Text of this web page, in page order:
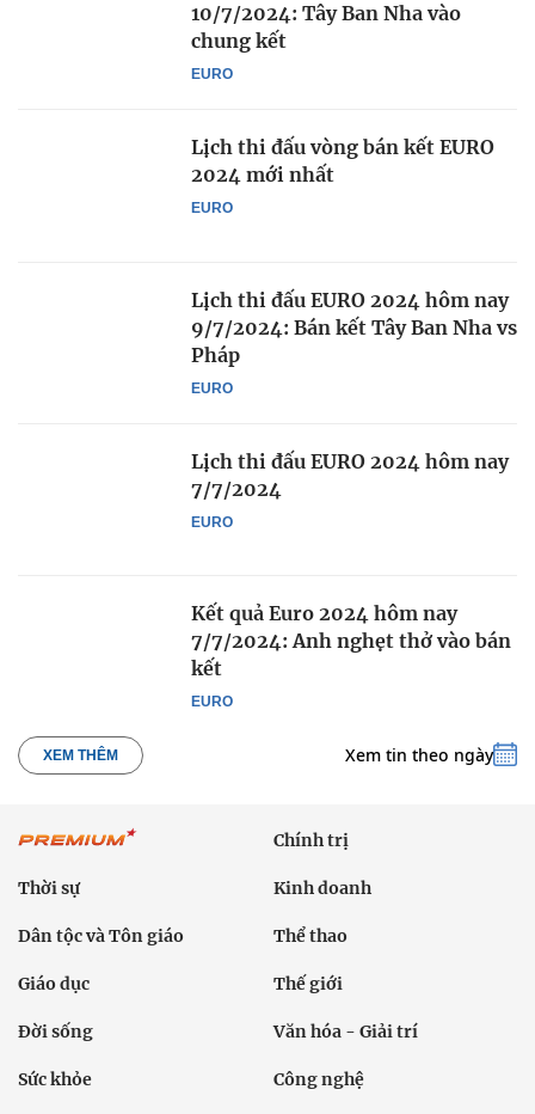
EURO
10/7/2024: Tây Ban Nha vào
chung kết
EURO
Lịch thi đấu vòng bán kết EURO
2024 mới nhất
EURO
Lịch thi đấu EURO 2024 hôm nay
9/7/2024: Bán kết Tây Ban Nha vs
Pháp
EURO
Lịch thi đấu EURO 2024 hôm nay
7/7/2024
EURO
Kết quả Euro 2024 hôm nay
7/7/2024: Anh nghẹt thở vào bán
kết
XEM THÊM Xem tin theo ngày
Chính trị
Thời sự Kinh doanh
Dân tộc và Tôn giáo Thể thao
Giáo dục Thế giới
Đời sống Văn hóa - Giải trí
Sức khỏe Công nghệ